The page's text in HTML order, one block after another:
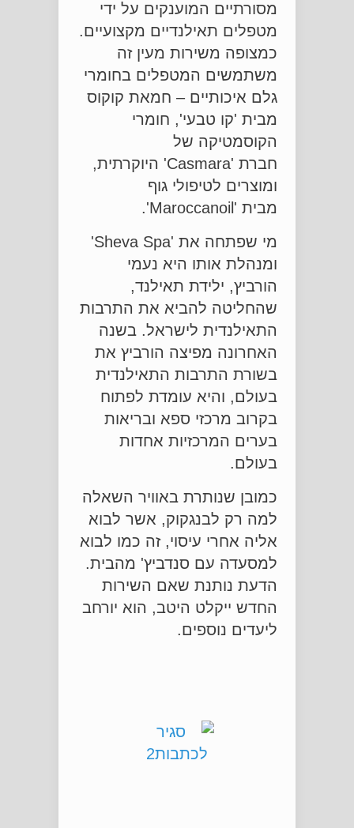
מסורתיים המוענקים על ידי
מטפלים תאילנדיים מקצועיים.
כמצופה משירות מעין זה
משתמשים המטפלים בחומרי
גלם איכותיים – חמאת קוקוס
מבית 'קו טבעי', חומרי
הקוסמטיקה של
חברת 'Casmara' היוקרתית,
ומוצרים לטיפולי גוף
מבית 'Maroccanoil'.
מי שפתחה את 'Sheva Spa'
ומנהלת אותו היא נעמי
הורביץ, ילידת תאילנד,
שהחליטה להביא את התרבות
התאילנדית לישראל. בשנה
האחרונה מפיצה הורביץ את
בשורת התרבות התאילנדית
בעולם, והיא עומדת לפתוח
בקרוב מרכזי ספא ובריאות
בערים המרכזיות אחדות
בעולם.
כמובן שנותרת באוויר השאלה
למה רק לבנגקוק, אשר לבוא
אליה אחרי עיסוי, זה כמו לבוא
למסעדה עם סנדביץ' מהבית.
הדעת נותנת שאם השירות
החדש ייקלט היטב, הוא יורחב
ליעדים נוספים.